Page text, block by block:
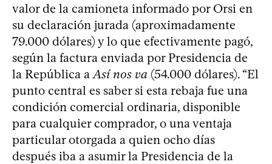
valor de la camioneta informado por Orsi en
su declaración jurada (aproximadamente
79.000 dólares) y lo que efectivamente pagó,
según la factura enviada por Presidencia de
la República a Así nos va (54.000 dólares). “El
punto central es saber si esta rebaja fue una
condición comercial ordinaria, disponible
para cualquier comprador, o una ventaja
particular otorgada a quien ocho días
después iba a asumir la Presidencia de la